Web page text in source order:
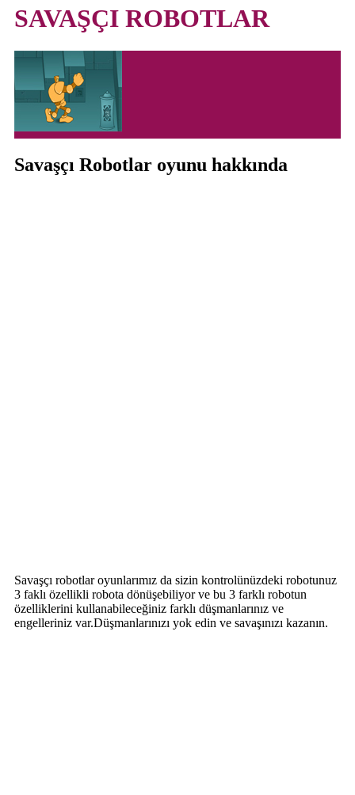
SAVAŞÇI ROBOTLAR
Savaşçı Robotlar oyunu hakkında
Savaşçı robotlar oyunlarımız da sizin kontrolünüzdeki robotunuz
3 faklı özellikli robota dönüşebiliyor ve bu 3 farklı robotun
özelliklerini kullanabileceğiniz farklı düşmanlarınız ve
engelleriniz var.Düşmanlarınızı yok edin ve savaşınızı kazanın.